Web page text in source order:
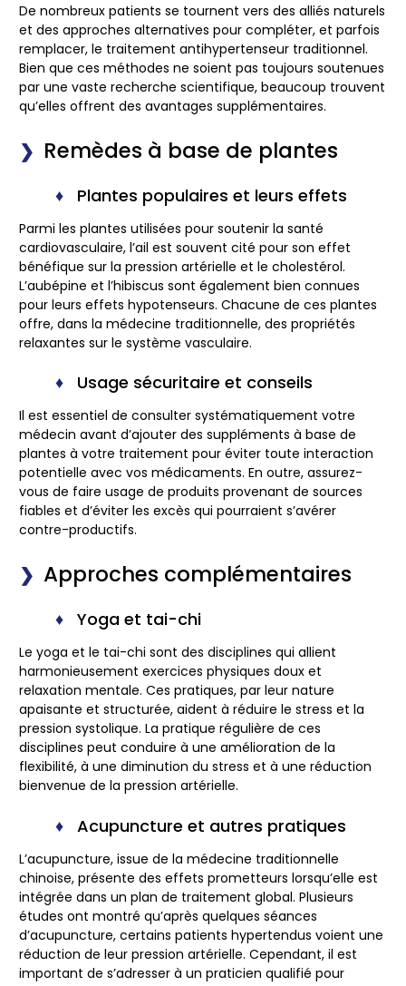
De nombreux patients se tournent vers des alliés naturels
et des approches alternatives pour compléter, et parfois
remplacer, le traitement antihypertenseur traditionnel.
Bien que ces méthodes ne soient pas toujours soutenues
par une vaste recherche scientifique, beaucoup trouvent
qu’elles offrent des avantages supplémentaires.
Remèdes à base de plantes
Plantes populaires et leurs effets
Parmi les plantes utilisées pour soutenir la santé
cardiovasculaire, l’ail est souvent cité pour son effet
bénéfique sur la pression artérielle et le cholestérol.
L’aubépine et l’hibiscus sont également bien connues
pour leurs effets hypotenseurs. Chacune de ces plantes
offre, dans la médecine traditionnelle, des propriétés
relaxantes sur le système vasculaire.
Usage sécuritaire et conseils
Il est essentiel de consulter systématiquement votre
médecin avant d’ajouter des suppléments à base de
plantes à votre traitement pour éviter toute interaction
potentielle avec vos médicaments. En outre, assurez-
vous de faire usage de produits provenant de sources
fiables et d’éviter les excès qui pourraient s’avérer
contre-productifs.
Approches complémentaires
Yoga et tai-chi
Le yoga et le tai-chi sont des disciplines qui allient
harmonieusement exercices physiques doux et
relaxation mentale. Ces pratiques, par leur nature
apaisante et structurée, aident à réduire le stress et la
pression systolique. La pratique régulière de ces
disciplines peut conduire à une amélioration de la
flexibilité, à une diminution du stress et à une réduction
bienvenue de la pression artérielle.
Acupuncture et autres pratiques
L’acupuncture, issue de la médecine traditionnelle
chinoise, présente des effets prometteurs lorsqu’elle est
intégrée dans un plan de traitement global. Plusieurs
études ont montré qu’après quelques séances
d’acupuncture, certains patients hypertendus voient une
réduction de leur pression artérielle. Cependant, il est
important de s’adresser à un praticien qualifié pour